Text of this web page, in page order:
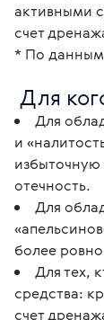
активными
счет
* По данным
Для
Для
и
избыточную
отечность.
Для
более
Для тех,
средства:
счет